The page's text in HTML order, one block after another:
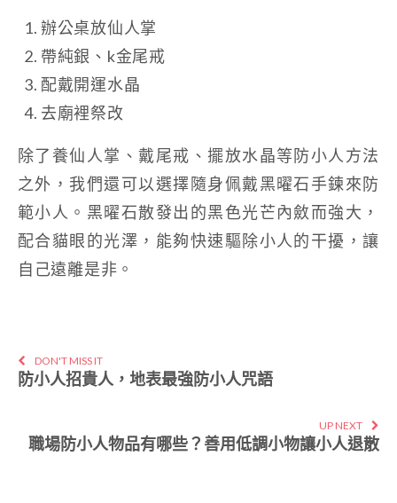
辦公桌放仙人掌
帶純銀、k金尾戒
配戴開運水晶
去廟裡祭改
除了養仙人掌、戴尾戒、擺放水晶等防小人方法
之外，我們還可以選擇隨身佩戴黑曜石手鍊來防
範小人。黑曜石散發出的黑色光芒內斂而強大，
配合貓眼的光澤，能夠快速驅除小人的干擾，讓
自己遠離是非。
DON'T MISS IT
防小人招貴人，地表最強防小人咒語
UP NEXT
職場防小人物品有哪些？善用低調小物讓小人退散